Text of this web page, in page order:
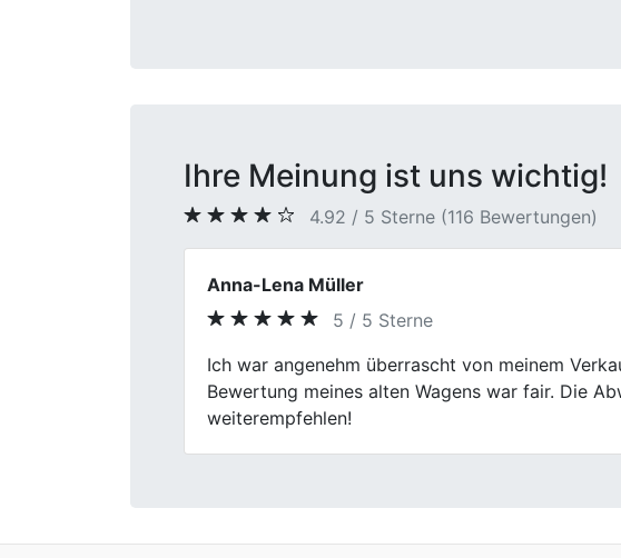
Ihre Meinung ist uns wichtig!
4.92 / 5 Sterne (116 Bewertungen)
Nadine M.
5 / 5 Sterne
Der Autoverkauf bei First Car Center war ein
und problemlos abgeholt.